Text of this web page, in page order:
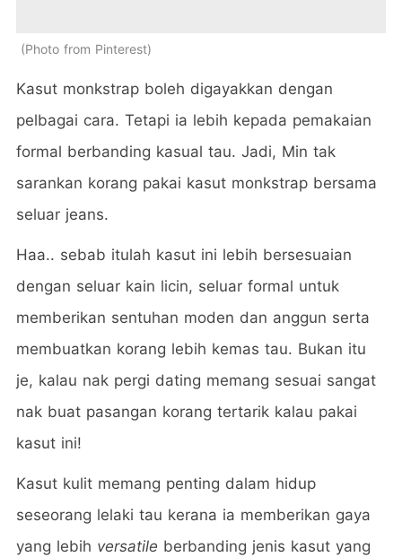
Photo from Pinterest
Kasut monkstrap boleh digayakkan dengan
pelbagai cara. Tetapi ia lebih kepada pemakaian
formal berbanding kasual tau. Jadi, Min tak
sarankan korang pakai kasut monkstrap bersama
seluar jeans.
Haa.. sebab itulah kasut ini lebih bersesuaian
dengan seluar kain licin, seluar formal untuk
memberikan sentuhan moden dan anggun serta
membuatkan korang lebih kemas tau. Bukan itu
je, kalau nak pergi dating memang sesuai sangat
nak buat pasangan korang tertarik kalau pakai
kasut ini!
Kasut kulit memang penting dalam hidup
seseorang lelaki tau kerana ia memberikan gaya
yang lebih versatile berbanding jenis kasut yang